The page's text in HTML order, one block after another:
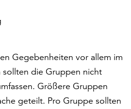
Gegebenheiten vor allem im
sollten die Gruppen nicht
Größere Gruppen
geteilt. Pro Gruppe sollten